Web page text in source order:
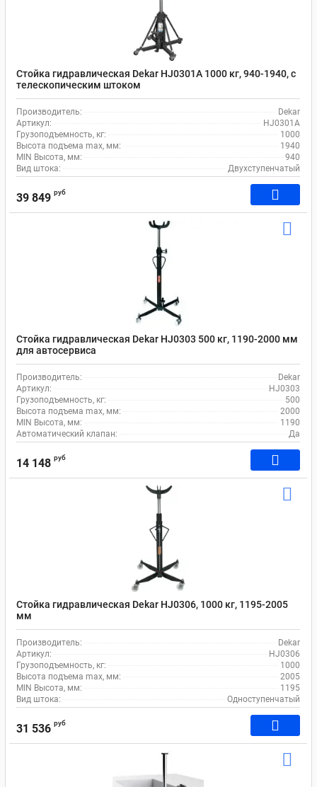
Стойка гидравлическая Dekar HJ0301A 1000 кг, 940-1940, с
телескопическим штоком
Производитель:
Dekar
Артикул:
HJ0301A
Грузоподъемность, кг:
1000
Высота подъема max, мм:
1940
MIN Высота, мм:
940
Вид штока:
Двухступенчатый
39 849 руб
Стойка гидравлическая Dekar HJ0303 500 кг, 1190-2000 мм
для автосервиса
Производитель:
Dekar
Артикул:
HJ0303
Грузоподъемность, кг:
500
Высота подъема max, мм:
2000
MIN Высота, мм:
1190
Автоматический клапан:
Да
14 148 руб
Стойка гидравлическая Dekar HJ0306, 1000 кг, 1195-2005
мм
Производитель:
Dekar
Артикул:
HJ0306
Грузоподъемность, кг:
1000
Высота подъема max, мм:
2005
MIN Высота, мм:
1195
Вид штока:
Одноступенчатый
31 536 руб